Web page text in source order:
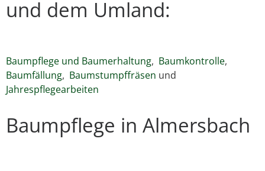
und dem Umland:
Baumpflege und Baumerhaltung, Baumkontrolle,
Baumfällung, Baumstumpffräsen und
Jahrespflegearbeiten
Baumpflege in Almersbach